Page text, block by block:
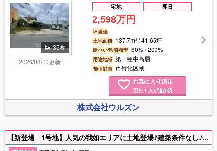
35枚
2026/08/10更新
宅地 即日
2,598万円
坪単価 -
土地面積 137.7m² / 41.65坪
建ぺい率/容積率 60% / 200%
用途地域 第一種中高層
都市計画 市街化区域
お気に入り追加
現在 1 人が追加済
株式会社ウルズン
【新登場 1号地】人気の我如エリアに土地登場♪建築条件なし♪4区画分譲・早くも残り3区画♪西原ICまで車で約5分♪小学校・中学校徒歩圏内♪周辺には飲食店や商業施設も充実♪交通アクセス良好♪子育て中のご家庭やセカンドライフを楽しみたい方にもおすすめです♪ ご予算やライフスタイルに合わせたご提案が可能です♪ 駐車スペースも確保しやすく、お車をお持ちの方も安心です♪土日祝・平日夜もご案内可能！有資格スタッフが住宅ローンや購入の流れまで丁寧にサポート♪「買いたい」「売りたい」もお気軽に【ウルズン】へご相談ください♪